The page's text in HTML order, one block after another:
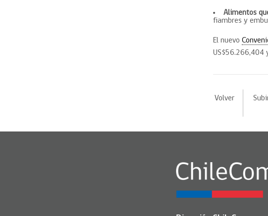
Alimentos
fiambres y
El nuevo
US$56.266,404
Volver